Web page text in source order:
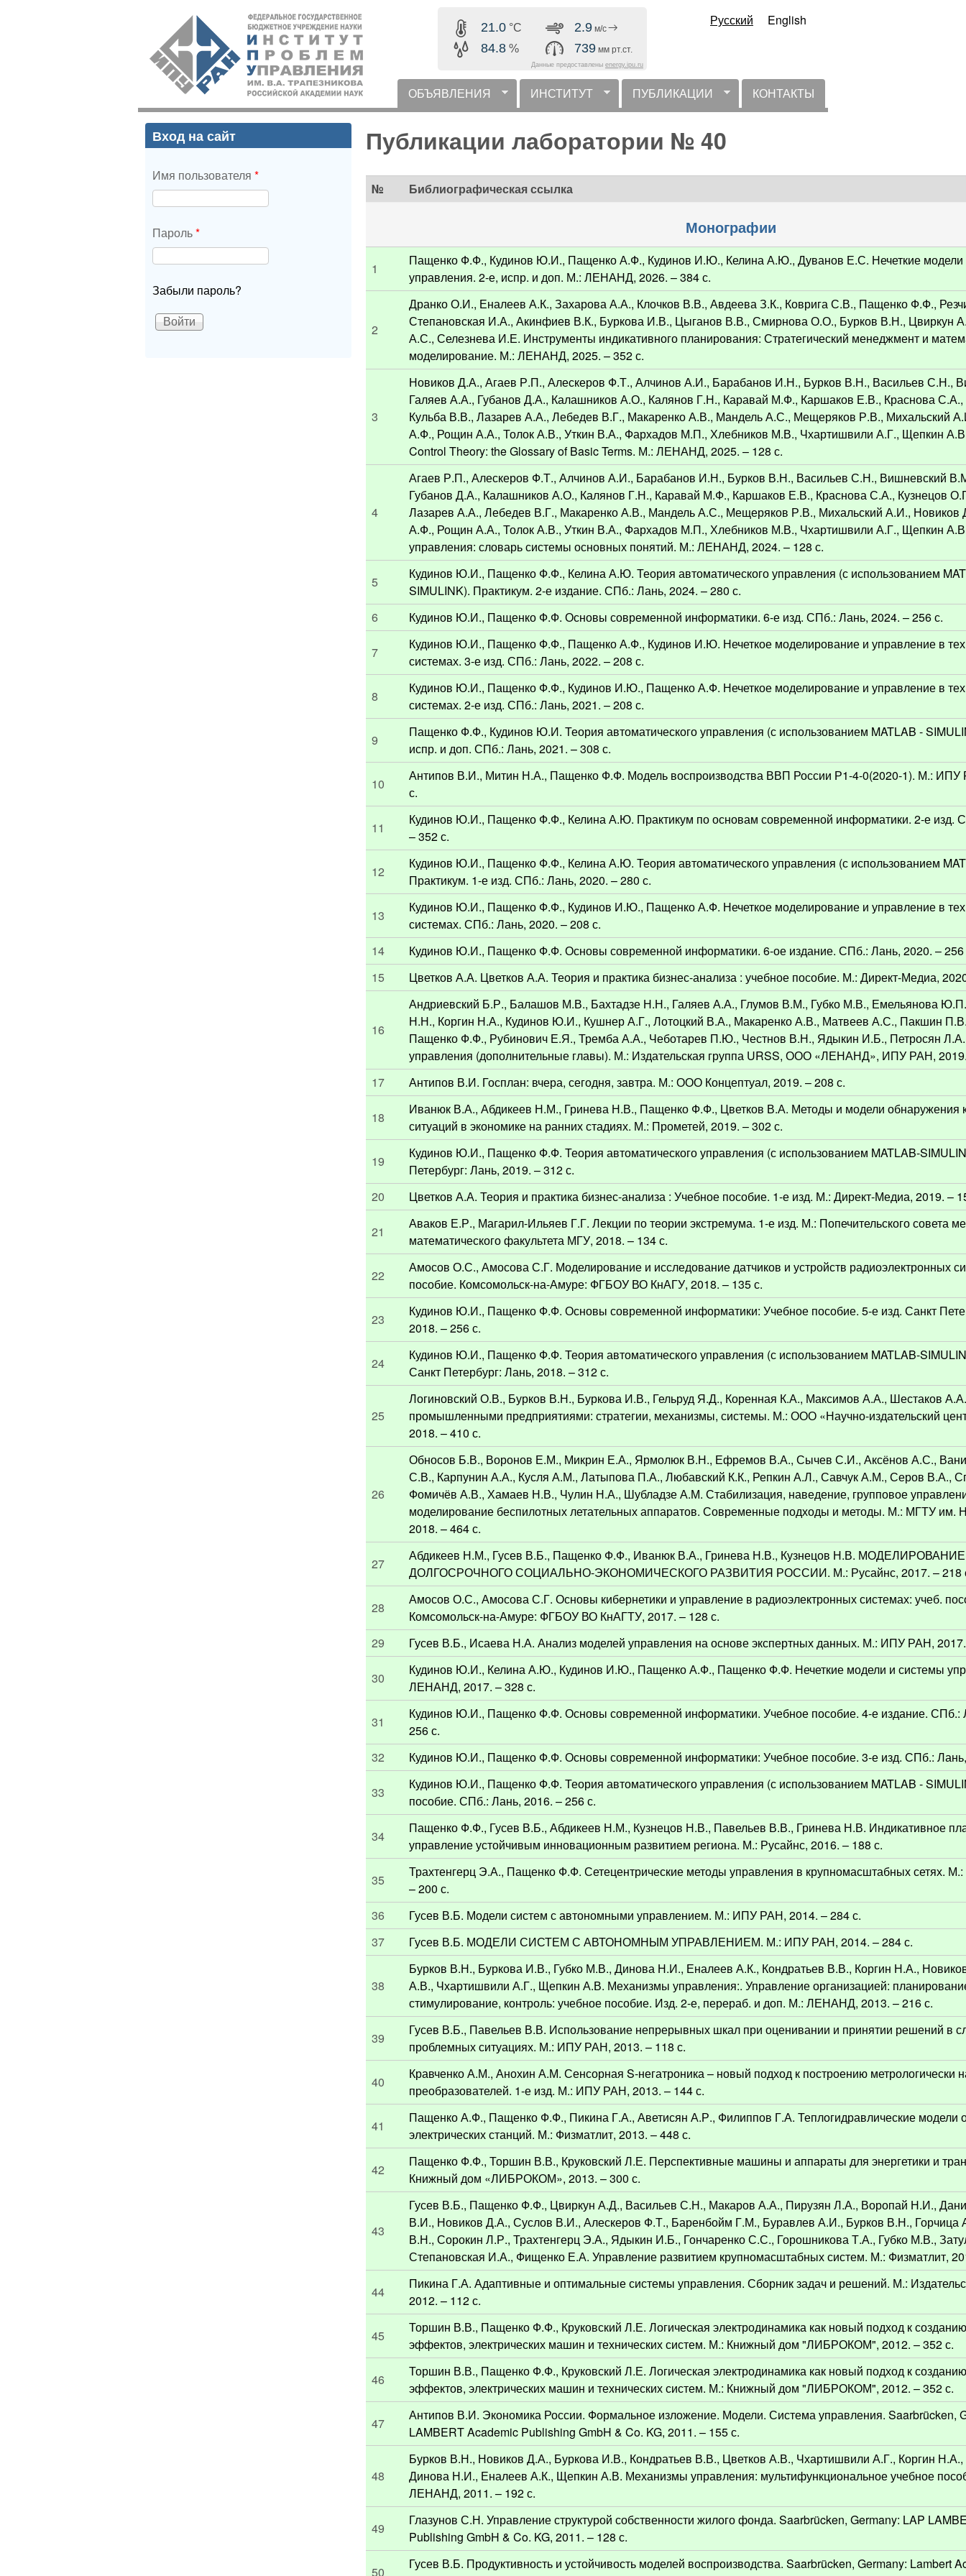
содержанию
ИПУ
РАН
21.0 °C
84.8 %
2.9 м/с
739 мм рт.ст.
Данные предоставлены energy.ipu.ru
Русский English
горизонтальное меню
ОБЪЯВЛЕНИЯ ИНСТИТУТ ПУБЛИКАЦИИ КОНТАКТЫ
Публикации лаборатории № 40
№ Библиографическая ссылка
Монографии
1
Пащенко Ф.Ф., Кудинов Ю.И., Пащенко А.Ф., Кудинов И.Ю., Келина А.Ю., Дуванов Е.С. Нечеткие модели
управления. 2-е, испр. и доп. М.: ЛЕНАНД, 2026. – 384 с.
2
Дранко О.И., Еналеев А.К., Захарова А.А., Клочков В.В., Авдеева З.К., Коврига С.В., Пащенко Ф.Ф.,
Степановская И.А., Акинфиев В.К., Буркова И.В., Цыганов В.В., Смирнова О.О., Бурков В.Н., Цвиркун
А.С., Селезнева И.Е. Инструменты индикативного планирования: Стратегический менеджмент и
моделирование. М.: ЛЕНАНД, 2025. – 352 с.
3
Новиков Д.А., Агаев Р.П., Алескеров Ф.Т., Алчинов А.И., Барабанов И.Н., Бурков В.Н., Васильев С.Н.,
Галяев А.А., Губанов Д.А., Калашников А.О., Калянов Г.Н., Каравай М.Ф., Каршаков Е.В., Краснова
Кульба В.В., Лазарев А.А., Лебедев В.Г., Макаренко А.В., Мандель А.С., Мещеряков Р.В., Михальский
А.Ф., Рощин А.А., Толок А.В., Уткин В.А., Фархадов М.П., Хлебников М.В., Чхартишвили А.Г., Щепкин
Control Theory: the Glossary of Basic Terms. М.: ЛЕНАНД, 2025. – 128 с.
4
Агаев Р.П., Алескеров Ф.Т., Алчинов А.И., Барабанов И.Н., Бурков В.Н., Васильев С.Н., Вишневский
Губанов Д.А., Калашников А.О., Калянов Г.Н., Каравай М.Ф., Каршаков Е.В., Краснова С.А., Кузнецов
Лазарев А.А., Лебедев В.Г., Макаренко А.В., Мандель А.С., Мещеряков Р.В., Михальский А.И.,
А.Ф., Рощин А.А., Толок А.В., Уткин В.А., Фархадов М.П., Хлебников М.В., Чхартишвили А.Г., Щепкин
управления: словарь системы основных понятий. М.: ЛЕНАНД, 2024. – 128 с.
5
Кудинов Ю.И., Пащенко Ф.Ф., Келина А.Ю. Теория автоматического управления (с использованием
SIMULINK). Практикум. 2-е издание. СПб.: Лань, 2024. – 280 с.
6
Кудинов Ю.И., Пащенко Ф.Ф. Основы современной информатики. 6-е изд. СПб.: Лань, 2024. – 256 с.
7
Кудинов Ю.И., Пащенко Ф.Ф., Пащенко А.Ф., Кудинов И.Ю. Нечеткое моделирование и управление в
системах. 3-е изд. СПб.: Лань, 2022. – 208 с.
8
Кудинов Ю.И., Пащенко Ф.Ф., Кудинов И.Ю., Пащенко А.Ф. Нечеткое моделирование и управление в
системах. 2-е изд. СПб.: Лань, 2021. – 208 с.
9
Пащенко Ф.Ф., Кудинов Ю.И. Теория автоматического управления (с использованием MATLAB -
испр. и доп. СПб.: Лань, 2021. – 308 с.
10
Антипов В.И., Митин Н.А., Пащенко Ф.Ф. Модель воспроизводства ВВП России Р1-4-0(2020-1). М.: ИПУ
с.
11
Кудинов Ю.И., Пащенко Ф.Ф., Келина А.Ю. Практикум по основам современной информатики. 2-е изд.
– 352 с.
12
Кудинов Ю.И., Пащенко Ф.Ф., Келина А.Ю. Теория автоматического управления (с использованием
Практикум. 1-е изд. СПб.: Лань, 2020. – 280 с.
13
Кудинов Ю.И., Пащенко Ф.Ф., Кудинов И.Ю., Пащенко А.Ф. Нечеткое моделирование и управление в
системах. СПб.: Лань, 2020. – 208 с.
14
Кудинов Ю.И., Пащенко Ф.Ф. Основы современной информатики. 6-ое издание. СПб.: Лань, 2020. – 256
15
Цветков А.А. Цветков А.А. Теория и практика бизнес-анализа : учебное пособие. М.: Директ-Медиа,
16
Андриевский Б.Р., Балашов М.В., Бахтадзе Н.Н., Галяев А.А., Глумов В.М., Губко М.В., Емельянова
Н.Н., Коргин Н.А., Кудинов Ю.И., Кушнер А.Г., Лотоцкий В.А., Макаренко А.В., Матвеев А.С., Пакшин
Пащенко Ф.Ф., Рубинович Е.Я., Тремба А.А., Чеботарев П.Ю., Честнов В.Н., Ядыкин И.Б., Петросян
управления (дополнительные главы). М.: Издательская группа URSS, ООО «ЛЕНАНД», ИПУ РАН,
17
Антипов В.И. Госплан: вчера, сегодня, завтра. М.: ООО Концептуал, 2019. – 208 с.
18
Иванюк В.А., Абдикеев Н.М., Гринева Н.В., Пащенко Ф.Ф., Цветков В.А. Методы и модели обнаружения
ситуаций в экономике на ранних стадиях. М.: Прометей, 2019. – 302 с.
19
Кудинов Ю.И., Пащенко Ф.Ф. Теория автоматического управления (с использованием MATLAB-
Петербург: Лань, 2019. – 312 с.
20
Цветков А.А. Теория и практика бизнес-анализа : Учебное пособие. 1-е изд. М.: Директ-Медиа, 2019. –
21
Аваков Е.Р., Магарил-Ильяев Г.Г. Лекции по теории экстремума. 1-е изд. М.: Попечительского совета
математического факультета МГУ, 2018. – 134 с.
22
Амосов О.С., Амосова С.Г. Моделирование и исследование датчиков и устройств радиоэлектронных
пособие. Комсомольск-на-Амуре: ФГБОУ ВО КнАГУ, 2018. – 135 с.
23
Кудинов Ю.И., Пащенко Ф.Ф. Основы современной информатики: Учебное пособие. 5-е изд. Санкт
2018. – 256 с.
24
Кудинов Ю.И., Пащенко Ф.Ф. Теория автоматического управления (с использованием MATLAB-
Санкт Петербург: Лань, 2018. – 312 с.
25
Логиновский О.В., Бурков В.Н., Буркова И.В., Гельруд Я.Д., Коренная К.А., Максимов А.А., Шестаков
промышленными предприятиями: стратегии, механизмы, системы. М.: ООО «Научно-издательский
2018. – 410 с.
26
Обносов Б.В., Воронов Е.М., Микрин Е.А., Ярмолюк В.Н., Ефремов В.А., Сычев С.И., Аксёнов А.С.,
С.В., Карпунин А.А., Кусля А.М., Латыпова П.А., Любавский К.К., Репкин А.Л., Савчук А.М., Серов В.А.,
Фомичёв А.В., Хамаев Н.В., Чулин Н.А., Шубладзе А.М. Стабилизация, наведение, групповое
моделирование беспилотных летательных аппаратов. Современные подходы и методы. М.: МГТУ им.
2018. – 464 с.
27
Абдикеев Н.М., Гусев В.Б., Пащенко Ф.Ф., Иванюк В.А., Гринева Н.В., Кузнецов Н.В. МОДЕЛИРОВАНИЕ
ДОЛГОСРОЧНОГО СОЦИАЛЬНО-ЭКОНОМИЧЕСКОГО РАЗВИТИЯ РОССИИ. М.: Русайнс, 2017. – 218
28
Амосов О.С., Амосова С.Г. Основы кибернетики и управление в радиоэлектронных системах: учеб.
Комсомольск-на-Амуре: ФГБОУ ВО КнАГТУ, 2017. – 128 с.
29
Гусев В.Б., Исаева Н.А. Анализ моделей управления на основе экспертных данных. М.: ИПУ РАН,
30
Кудинов Ю.И., Келина А.Ю., Кудинов И.Ю., Пащенко А.Ф., Пащенко Ф.Ф. Нечеткие модели и системы
ЛЕНАНД, 2017. – 328 с.
31
Кудинов Ю.И., Пащенко Ф.Ф. Основы современной информатики. Учебное пособие. 4-е издание. СПб.:
256 с.
32
Кудинов Ю.И., Пащенко Ф.Ф. Основы современной информатики: Учебное пособие. 3-е изд. СПб.:
33
Кудинов Ю.И., Пащенко Ф.Ф. Теория автоматического управления (с использованием MATLAB -
пособие. СПб.: Лань, 2016. – 256 с.
34
Пащенко Ф.Ф., Гусев В.Б., Абдикеев Н.М., Кузнецов Н.В., Павельев В.В., Гринева Н.В. Индикативное
управление устойчивым инновационным развитием региона. М.: Русайнс, 2016. – 188 с.
35
Трахтенгерц Э.А., Пащенко Ф.Ф. Сетецентрические методы управления в крупномасштабных сетях.
– 200 с.
36
Гусев В.Б. Модели систем с автономными управлением. М.: ИПУ РАН, 2014. – 284 с.
37
Гусев В.Б. МОДЕЛИ СИСТЕМ С АВТОНОМНЫМ УПРАВЛЕНИЕМ. М.: ИПУ РАН, 2014. – 284 с.
38
Бурков В.Н., Буркова И.В., Губко М.В., Динова Н.И., Еналеев А.К., Кондратьев В.В., Коргин Н.А.,
А.В., Чхартишвили А.Г., Щепкин А.В. Механизмы управления:. Управление организацией:
стимулирование, контроль: учебное пособие. Изд. 2-е, перераб. и доп. М.: ЛЕНАНД, 2013. – 216 с.
39
Гусев В.Б., Павельев В.В. Использование непрерывных шкал при оценивании и принятии решений в
проблемных ситуациях. М.: ИПУ РАН, 2013. – 118 с.
40
Кравченко А.М., Анохин А.М. Сенсорная S-негатроника – новый подход к построению метрологически
преобразователей. 1-е изд. М.: ИПУ РАН, 2013. – 144 с.
41
Пащенко А.Ф., Пащенко Ф.Ф., Пикина Г.А., Аветисян А.Р., Филиппов Г.А. Теплогидравлические модели
электрических станций. М.: Физматлит, 2013. – 448 с.
42
Пащенко Ф.Ф., Торшин В.В., Круковский Л.Е. Перспективные машины и аппараты для энергетики и
Книжный дом «ЛИБРОКОМ», 2013. – 300 с.
43
Гусев В.Б., Пащенко Ф.Ф., Цвиркун А.Д., Васильев С.Н., Макаров А.А., Пирузян Л.А., Воропай Н.И.,
В.И., Новиков Д.А., Суслов В.И., Алескеров Ф.Т., Баренбойм Г.М., Буравлев А.И., Бурков В.Н.,
В.Н., Сорокин Л.Р., Трахтенгерц Э.А., Ядыкин И.Б., Гончаренко С.С., Горошникова Т.А., Губко М.В.,
Степановская И.А., Фищенко Е.А. Управление развитием крупномасштабных систем. М.: Физматлит,
44
Пикина Г.А. Адаптивные и оптимальные системы управления. Сборник задач и решений. М.:
2012. – 112 с.
45
Торшин В.В., Пащенко Ф.Ф., Круковский Л.Е. Логическая электродинамика как новый подход к
эффектов, электрических машин и технических систем. М.: Книжный дом "ЛИБРОКОМ", 2012. – 352 с.
46
Торшин В.В., Пащенко Ф.Ф., Круковский Л.Е. Логическая электродинамика как новый подход к
эффектов, электрических машин и технических систем. М.: Книжный дом "ЛИБРОКОМ", 2012. – 352 с.
47
Антипов В.И. Экономика России. Формальное изложение. Модели. Система управления. Saarbrücken,
LAMBERT Academic Publishing GmbH & Co. KG, 2011. – 155 с.
48
Бурков В.Н., Новиков Д.А., Буркова И.В., Кондратьев В.В., Цветков А.В., Чхартишвили А.Г., Коргин
Динова Н.И., Еналеев А.К., Щепкин А.В. Механизмы управления: мультифункциональное учебное
ЛЕНАНД, 2011. – 192 с.
49
Глазунов С.Н. Управление структурой собственности жилого фонда. Saarbrücken, Germany: LAP
Publishing GmbH & Co. KG, 2011. – 128 с.
50
Гусев В.Б. Продуктивность и устойчивость моделей воспроизводства. Saarbrücken, Germany: Lambert
Вход на сайт
Имя пользователя *
Пароль*
Забыли пароль?